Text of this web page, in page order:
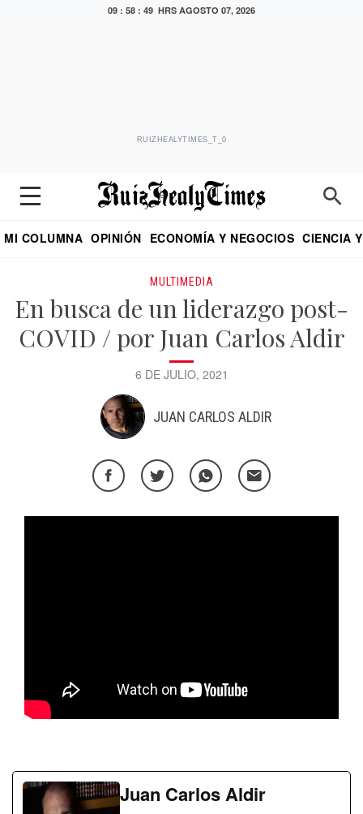
09 : 58 : 49 HRS AGOSTO 07, 2026
RUIZHEALYTIMES_T_0
MI COLUMNA OPINIÓN ECONOMÍA Y NEGOCIOS CIENCIA
MULTIMEDIA
En busca de un liderazgo post-
COVID / por Juan Carlos Aldir
6 DE JULIO, 2021
JUAN CARLOS ALDIR
Juan Carlos Aldir